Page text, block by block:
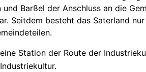
Barßel der Anschluss an die
Seitdem besteht das Saterland
Station der Route der